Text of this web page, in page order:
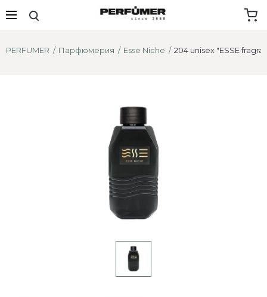
PERFUMER Парфюмерия Esse Niche 204 unisex "ESSE